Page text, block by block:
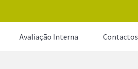
Avaliação Interna Contactos